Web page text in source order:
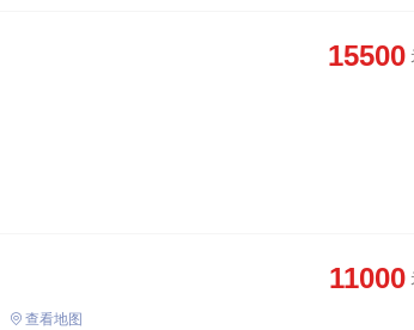
15500
11000
查看地图